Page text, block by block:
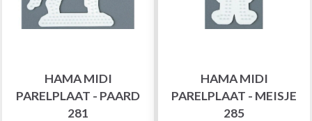
HAMA MIDI
PARELPLAAT - PAARD
281
HAMA MIDI
PARELPLAAT - MEISJE
285